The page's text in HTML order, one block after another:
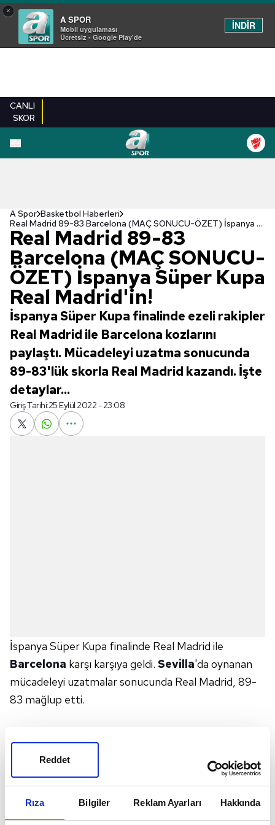
Rıza Bilgiler Reklam Ayarları Hakkında
Reddet
×
A SPOR
Mobil uygulaması
Ücretsiz - Google Play'de
İNDİR
CANLI
SKOR
A Spor Basketbol Haberleri
Real Madrid 89-83 Barcelona (MAÇ SONUCU-ÖZET) İspanya Süper Kupa Real Madrid'in!
Real Madrid 89-83
Barcelona (MAÇ SONUCU-
ÖZET) İspanya Süper Kupa
Real Madrid'in!
İspanya Süper Kupa finalinde ezeli rakipler
Real Madrid ile Barcelona kozlarını
paylaştı. Mücadeleyi uzatma sonucunda
89-83'lük skorla Real Madrid kazandı. İşte
detaylar...
Giriş Tarihi:25 Eylül 2022 - 23:08
İspanya Süper Kupa finalinde Real Madrid ile
Barcelona karşı karşıya geldi. Sevilla'da oynanan
mücadeleyi uzatmalar sonucunda Real Madrid, 89-
83 mağlup etti.
basketbolcumuz
baştan sona önde götüren Barcelona, üçüncü
çeyrekte Real Madrid'in Sergio Llull liderliğindeki 22-
4'lük serisine yanıt veremedi ve maç dengeye geldi.